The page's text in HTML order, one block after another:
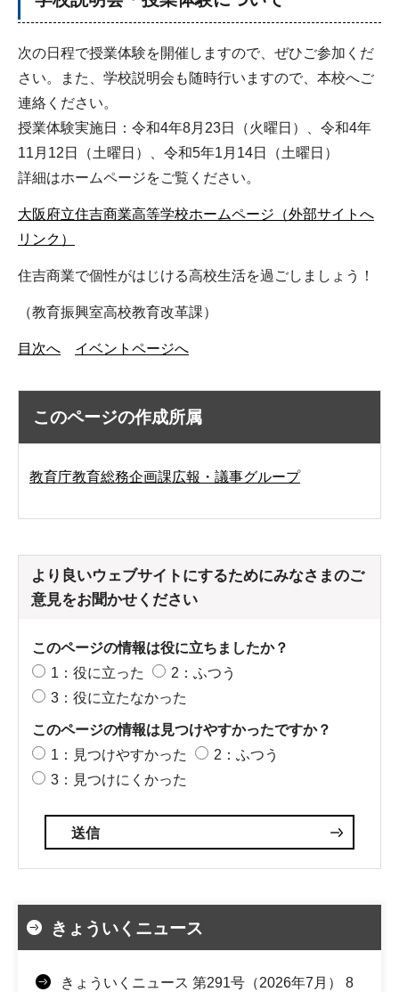
次の日程で授業体験を開催しますので、ぜひご参加くだ
さい。また、学校説明会も随時行いますので、本校へご
連絡ください。
授業体験実施日：令和4年8月23日（火曜日）、令和4年
11月12日（土曜日）、令和5年1月14日（土曜日）
詳細はホームページをご覧ください。
大阪府立住吉商業高等学校ホームページ（外部サイトへ
リンク）
住吉商業で個性がはじける高校生活を過ごしましょう！
（教育振興室高校教育改革課）
目次へ イベントページへ
このページの作成所属
教育庁教育総務企画課広報・議事グループ
より良いウェブサイトにするためにみなさまのご
意見をお聞かせください
このページの情報は役に立ちましたか？
1：役に立った
2：ふつう
3：役に立たなかった
このページの情報は見つけやすかったですか？
1：見つけやすかった
2：ふつう
3：見つけにくかった
きょういくニュース
きょういくニュース 第291号（2026年7月） 8